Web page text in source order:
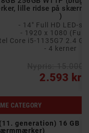
- 14 tommer High-Definition refleksfri LED-skærm
- Intel Core i5-8250U 1.6 GHz (3.4 GHz Turbo)
lille ridse på
)
- 14" Full HD LED-
- 1920 x 1080 (Full
- 4 kerner
2.593 kr
CATEGORY
generation) 16 GB